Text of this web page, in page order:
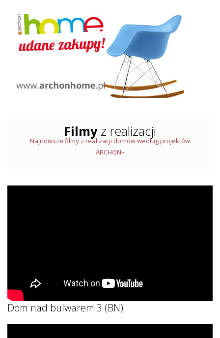
Filmyz realizacji
Najnowsze filmy z realizacji domów według projektów
ARCHON+
Dom nad bulwarem 3 (BN)